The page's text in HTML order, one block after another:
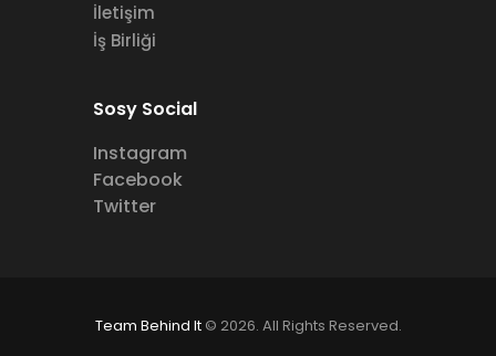
İletişim
İş Birliği
Sosy Social
Instagram
Facebook
Twitter
Team Behind It© 2026. All Rights Reserved.